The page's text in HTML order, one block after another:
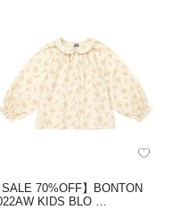
SALE 70%OFF】BONTON
KIDS BLO …